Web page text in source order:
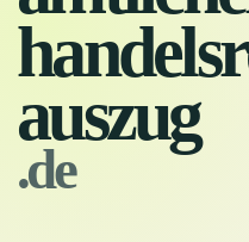
auszug
.de